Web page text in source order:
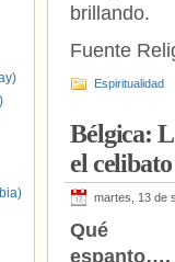
brillando.
Fuente
Espiritualidad
Bélgica:
el
martes, 13 de
Qué
espanto….